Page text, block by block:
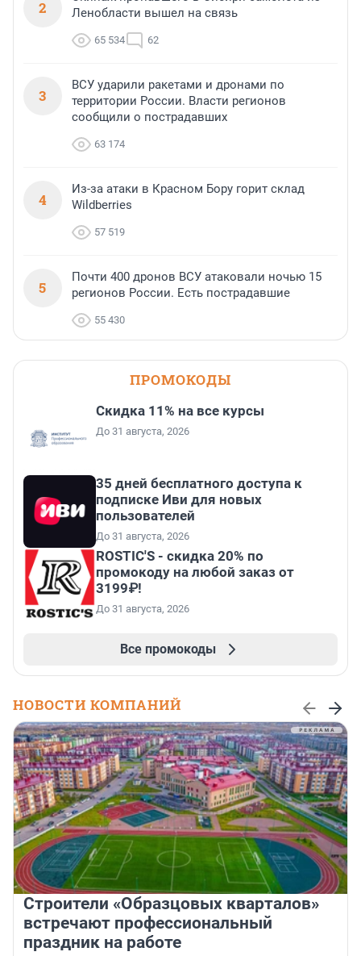
2
Ленобласти вышел на связь
65 534 62
3
ВСУ ударили ракетами и дронами по
территории России. Власти регионов
сообщили о пострадавших
63 174
4
Из-за атаки в Красном Бору горит склад
Wildberries
57 519
5
Почти 400 дронов ВСУ атаковали ночью 15
регионов России. Есть пострадавшие
55 430
ПРОМОКОДЫ
Скидка 11% на все курсы
До 31 августа, 2026
35 дней бесплатного доступа к
подписке Иви для новых
пользователей
До 31 августа, 2026
ROSTIC'S - скидка 20% по
промокоду на любой заказ от
3199₽!
До 31 августа, 2026
Все промокоды
НОВОСТИ КОМПАНИЙ
Строители «Образцовых кварталов»
встречают профессиональный
праздник на работе